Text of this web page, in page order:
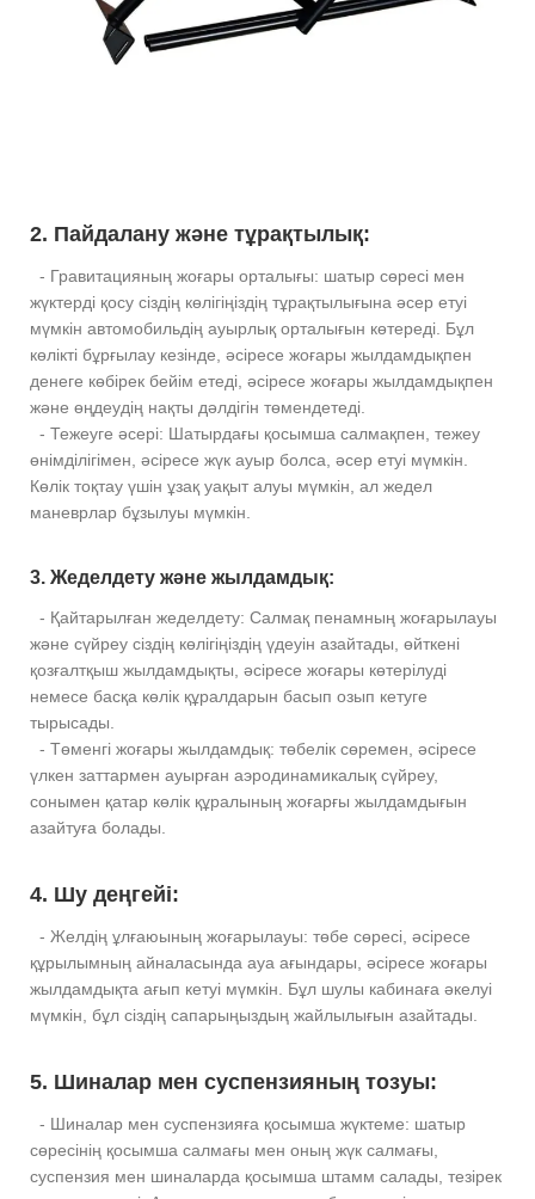
2. Пайдалану және тұрақтылық:
- Гравитацияның жоғары орталығы: шатыр сөресі мен
жүктерді қосу сіздің көлігіңіздің тұрақтылығына әсер етуі
мүмкін автомобильдің ауырлық орталығын көтереді. Бұл
көлікті бұрғылау кезінде, әсіресе жоғары жылдамдықпен
денеге көбірек бейім етеді, әсіресе жоғары жылдамдықпен
және өңдеудің нақты дәлдігін төмендетеді.
- Тежеуге әсері: Шатырдағы қосымша салмақпен, тежеу ​​
өнімділігімен, әсіресе жүк ауыр болса, әсер етуі мүмкін.
Көлік тоқтау үшін ұзақ уақыт алуы мүмкін, ал жедел
маневрлар бұзылуы мүмкін.
3. Жеделдету және жылдамдық:
- Қайтарылған жеделдету: Салмақ пенамның жоғарылауы
және сүйреу сіздің көлігіңіздің үдеуін азайтады, өйткені
қозғалтқыш жылдамдықты, әсіресе жоғары көтерілуді
немесе басқа көлік құралдарын басып озып кетуге
тырысады.
- Төменгі жоғары жылдамдық: төбелік сөремен, әсіресе
үлкен заттармен ауырған аэродинамикалық сүйреу,
сонымен қатар көлік құралының жоғарғы жылдамдығын
азайтуға болады.
4. Шу деңгейі:
- Желдің ұлғаюының жоғарылауы: төбе сөресі, әсіресе
құрылымның айналасында ауа ағындары, әсіресе жоғары
жылдамдықта ағып кетуі мүмкін. Бұл шулы кабинаға әкелуі
мүмкін, бұл сіздің сапарыңыздың жайлылығын азайтады.
5. Шиналар мен суспензияның тозуы:
- Шиналар мен суспензияға қосымша жүктеме: шатыр
сөресінің қосымша салмағы мен оның жүк салмағы,
суспензия мен шиналарда қосымша штамм салады, тезірек